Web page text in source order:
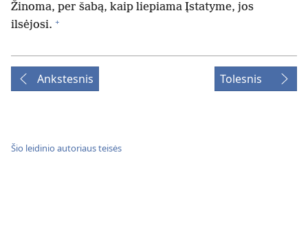
Žinoma, per šabą, kaip liepiama Įstatyme, jos
ilsėjosi. +
Ankstesnis Tolesnis
Šio leidinio autoriaus teisės